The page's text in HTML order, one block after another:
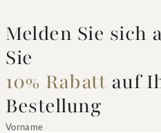
Melden Sie sich
Sie
10% Rabatt auf
Bestellung
Vorname